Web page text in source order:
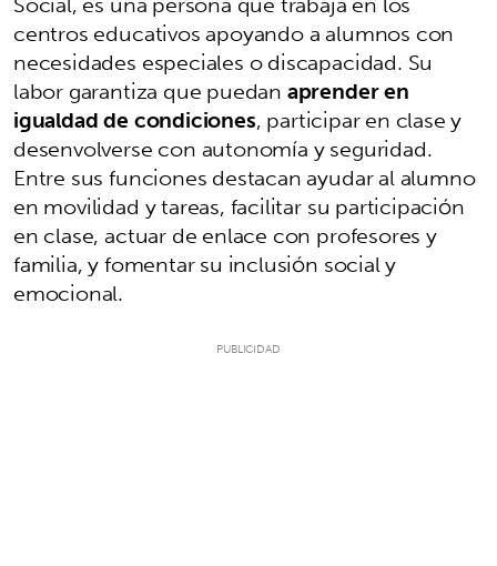
centros educativos apoyando a alumnos con
necesidades especiales o discapacidad. Su
labor garantiza que puedanaprender en
igualdad de condiciones, participar en clase y
desenvolverse con autonomía y seguridad.
Entre sus funciones destacan ayudar al alumno
en movilidad y tareas, facilitar su participación
en clase, actuar de enlace con profesores y
familia, y fomentar su inclusión social y
emocional.